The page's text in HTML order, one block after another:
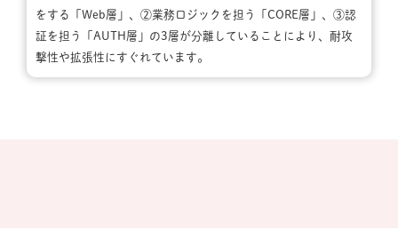
をする「Web層」、②業務ロジックを担う「CORE層」、③認
証を担う「AUTH層」の3層が分離していることにより、耐攻
撃性や拡張性にすぐれています。